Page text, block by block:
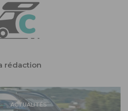
rédaction
ACTUALITÉS